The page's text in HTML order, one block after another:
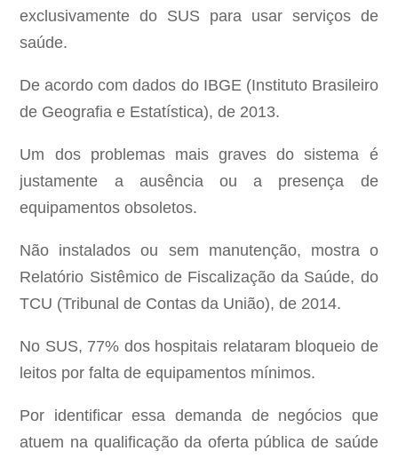
exclusivamente do SUS para usar serviços de
saúde.
De acordo com dados do IBGE (Instituto Brasileiro
de Geografia e Estatística), de 2013.
Um dos problemas mais graves do sistema é
justamente a ausência ou a presença de
equipamentos obsoletos.
Não instalados ou sem manutenção, mostra o
Relatório Sistêmico de Fiscalização da Saúde, do
TCU (Tribunal de Contas da União), de 2014.
No SUS, 77% dos hospitais relataram bloqueio de
leitos por falta de equipamentos mínimos.
Por identificar essa demanda de negócios que
atuem na qualificação da oferta pública de saúde